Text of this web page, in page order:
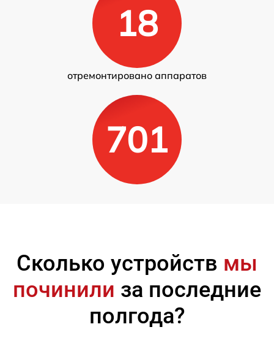
18
отремонтировано аппаратов
701
Сколько устройств мы
починили за последние
полгода?